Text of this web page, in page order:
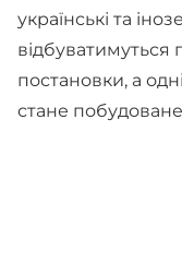
українські та
відбуватимуться
постановки, а
стане